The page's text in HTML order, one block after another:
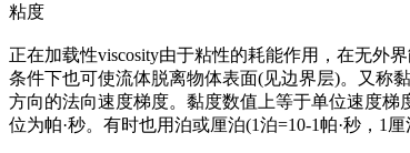
粘度
正在加载性viscosity由于粘性的耗能作用，在无外
条件下也可使流体脱离物体表面(见边界层)。又称
方向的法向速度梯度。黏度数值上等于单位速度
位为帕·秒。有时也用泊或厘泊(1泊=10-1帕·秒，1厘